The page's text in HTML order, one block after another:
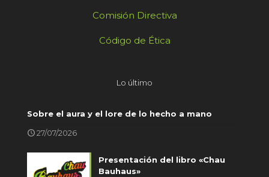
Comisión Directiva
Código de Ética
Lo último
Sobre el aura y el lore de lo hecho a mano
27/07/2026
Presentación del libro «Chau
Bauhaus»